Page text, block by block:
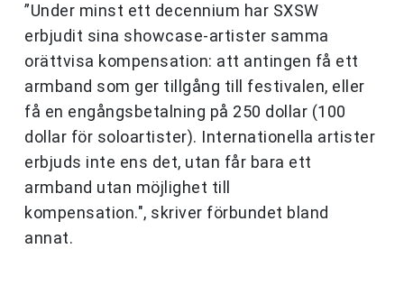
”Under minst ett decennium har SXSW
erbjudit sina showcase-artister samma
orättvisa kompensation: att antingen få ett
armband som ger tillgång till festivalen, eller
få en engångsbetalning på 250 dollar (100
dollar för soloartister). Internationella artister
erbjuds inte ens det, utan får bara ett
armband utan möjlighet till
kompensation.", skriver förbundet bland
annat.